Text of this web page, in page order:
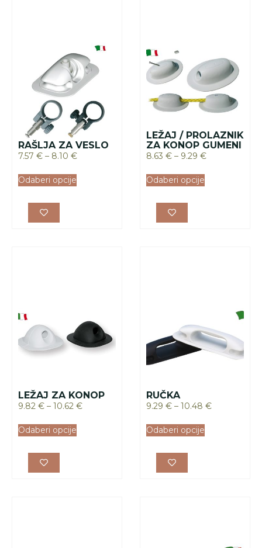
RAŠLJA ZA VESLO
7.57 € – 8.10 €
Odaberi opcije
LEŽAJ / PROLAZNIK
ZA KONOP GUMENI
8.63 € – 9.29 €
Odaberi opcije
LEŽAJ ZA KONOP
9.82 € – 10.62 €
Odaberi opcije
RUČKA
9.29 € – 10.48 €
Odaberi opcije